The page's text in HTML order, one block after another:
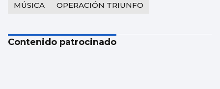
MÚSICA OPERACIÓN TRIUNFO
Contenido patrocinado